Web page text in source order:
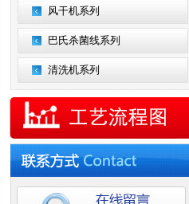
风干机系列
巴氏杀菌线系列
清洗机系列